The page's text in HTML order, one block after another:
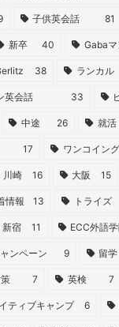
子供英会話 81
新卒 40 Gaba
38 ランカル
英会話 33
中途 26 就活
17 ワンコイン
川崎 16 大阪 15
情報 13 トライズ
新宿 11 ECC外語
ンペーン 9 留学
7 英検 7
ティブキャンプ 6